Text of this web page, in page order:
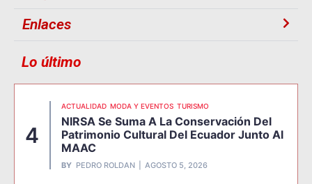
Enlaces
Lo último
4
ACTUALIDAD MODA Y EVENTOS TURISMO
NIRSA Se Suma A La Conservación Del
Patrimonio Cultural Del Ecuador Junto Al
MAAC
BY PEDRO ROLDAN AGOSTO 5, 2026